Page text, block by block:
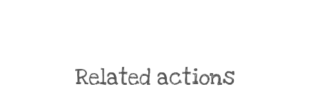
Related actions